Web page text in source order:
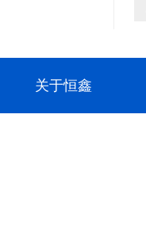
关于恒鑫